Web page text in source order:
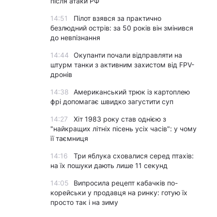
14:51
Пілот взявся за практично
безлюдний острів: за 50 років він змінився
до невпізнання
14:44
Окупанти почали відправляти на
штурм танки з активним захистом від FPV-
дронів
14:38
Американський трюк із картоплею
фрі допомагає швидко загустити суп
14:27
Хіт 1983 року став однією з
"найкращих літніх пісень усіх часів": у чому
її таємниця
14:16
Три яблука сховалися серед птахів:
на їх пошуки дають лише 11 секунд
14:05
Випросила рецепт кабачків по-
корейськи у продавця на ринку: готую їх
просто так і на зиму